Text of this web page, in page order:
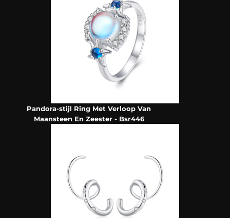
Pandora-stijl Ring Met Verloop Van
Maansteen En Zeester - Bsr446